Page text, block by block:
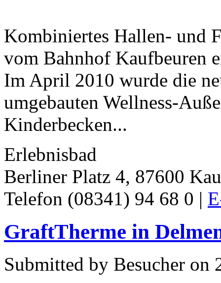
Kombiniertes Hallen- und
vom Bahnhof Kaufbeuren
Im April 2010 wurde die
umgebauten Wellness-
Kinderbecken...
Erlebnisbad
Berliner Platz 4, 87600
Telefon (08341) 94 68 0 |
GraftTherme in
Submitted by Besucher on